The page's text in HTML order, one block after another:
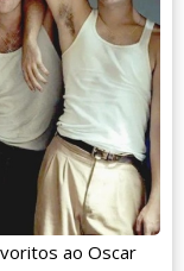
ao Oscar